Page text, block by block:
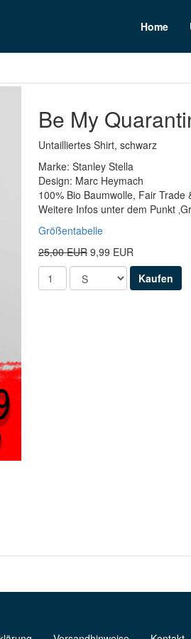
Home
Be My
Untailliertes Shirt, schwarz
Marke: Stanley Stella
Design: Marc Heymach
100% Bio Baumwolle, Fair Trade
Weitere Infos unter dem Punkt
Größentabelle
25,00 EUR 9,99 EUR